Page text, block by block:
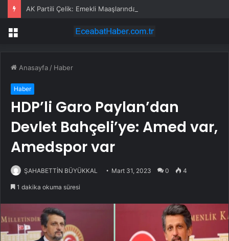
Menü
Anasayfa / Haber
Haber
HDP’li Garo Paylan’dan
Devlet Bahçeli’ye: Amed var,
Amedspor var
ŞAHABETTİN BÜYÜKKAL Mart 31, 2023 0 4
1 dakika okuma süresi